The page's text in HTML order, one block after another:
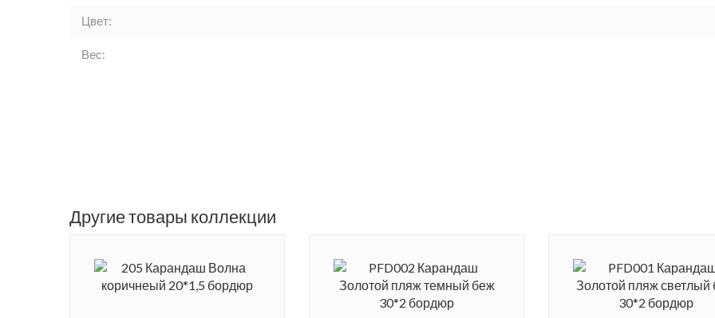
Цвет:
Вес:
Другие товары коллекции